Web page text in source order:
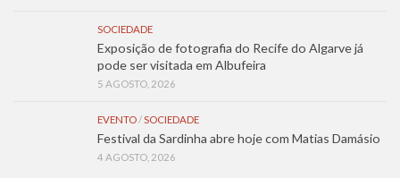
SOCIEDADE
Exposição de fotografia do Recife do Algarve já
pode ser visitada em Albufeira
5 AGOSTO, 2026
EVENTO/SOCIEDADE
Festival da Sardinha abre hoje com Matias Damásio
4 AGOSTO, 2026